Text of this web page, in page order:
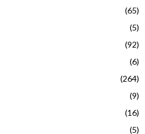
(65)
(5)
(92)
(6)
(264)
(9)
(16)
(5)